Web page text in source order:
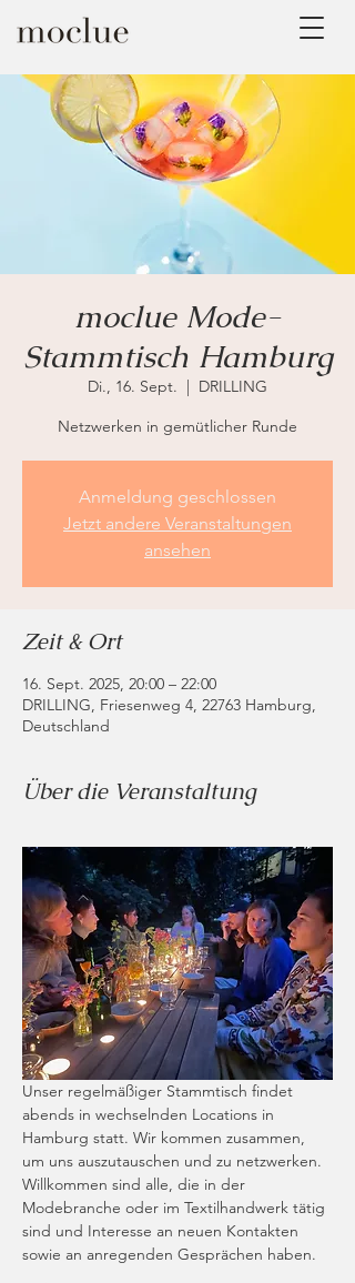
moclue Mode-
Stammtisch Hamburg
Di., 16. Sept.
  |
DRILLING
Netzwerken in gemütlicher Runde
Anmeldung geschlossen
Jetzt andere Veranstaltungen
ansehen
Zeit & Ort
16. Sept. 2025, 20:00 – 22:00
DRILLING, Friesenweg 4, 22763 Hamburg,
Deutschland
Über die Veranstaltung
Unser regelmäßiger Stammtisch findet
abends in wechselnden Locations in
Hamburg statt. Wir kommen zusammen,
um uns auszutauschen und zu netzwerken.
Willkommen sind alle, die in der
Modebranche oder im Textilhandwerk tätig
sind und Interesse an neuen Kontakten
sowie an anregenden Gesprächen haben.